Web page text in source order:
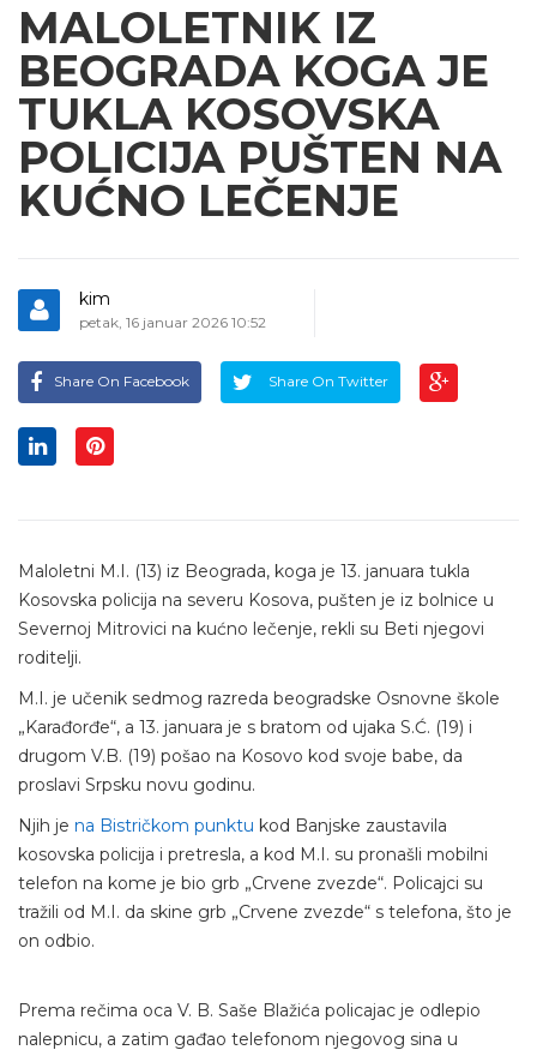
MALOLETNIK IZ
BEOGRADA KOGA JE
TUKLA KOSOVSKA
POLICIJA PUŠTEN NA
KUĆNO LEČENJE
kim
petak, 16 januar 2026 10:52
Share On Facebook Share On Twitter
Maloletni M.I. (13) iz Beograda, koga je 13. januara tukla
Kosovska policija na severu Kosova, pušten je iz bolnice u
Severnoj Mitrovici na kućno lečenje, rekli su Beti njegovi
roditelji.
M.I. je učenik sedmog razreda beogradske Osnovne škole
„Karađorđe“, a 13. januara je s bratom od ujaka S.Ć. (19) i
drugom V.B. (19) pošao na Kosovo kod svoje babe, da
proslavi Srpsku novu godinu.
Njih je na Bistričkom punktu kod Banjske zaustavila
kosovska policija i pretresla, a kod M.I. su pronašli mobilni
telefon na kome je bio grb „Crvene zvezde“. Policajci su
tražili od M.I. da skine grb „Crvene zvezde“ s telefona, što je
on odbio.
Prema rečima oca V. B. Saše Blažića policajac je odlepio
nalepnicu, a zatim gađao telefonom njegovog sina u